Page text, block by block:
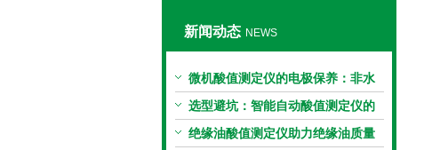
新闻动态 NEWS
微机酸值测定仪的电极保养：非水
电极的清洗与活化方法
选型避坑：智能自动酸值测定仪的
加热功率与萃取时间关系
绝缘油酸值测定仪助力绝缘油质量